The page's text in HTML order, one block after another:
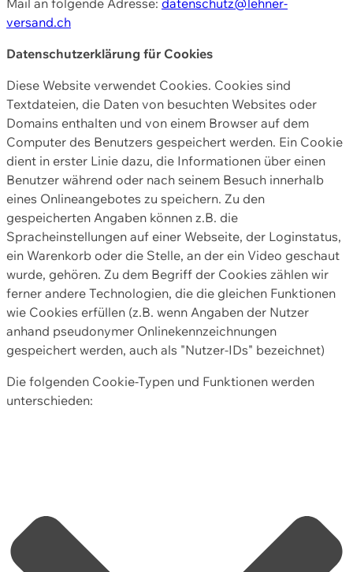
versand.ch
Datenschutzerklärung für Cookies
Diese Website verwendet Cookies. Cookies sind
Textdateien, die Daten von besuchten Websites oder
Domains enthalten und von einem Browser auf dem
Computer des Benutzers gespeichert werden. Ein Cookie
dient in erster Linie dazu, die Informationen über einen
Benutzer während oder nach seinem Besuch innerhalb
eines Onlineangebotes zu speichern. Zu den
gespeicherten Angaben können z.B. die
Spracheinstellungen auf einer Webseite, der Loginstatus,
ein Warenkorb oder die Stelle, an der ein Video geschaut
wurde, gehören. Zu dem Begriff der Cookies zählen wir
ferner andere Technologien, die die gleichen Funktionen
wie Cookies erfüllen (z.B. wenn Angaben der Nutzer
anhand pseudonymer Onlinekennzeichnungen
gespeichert werden, auch als "Nutzer-IDs" bezeichnet)
Die folgenden Cookie-Typen und Funktionen werden
unterschieden: